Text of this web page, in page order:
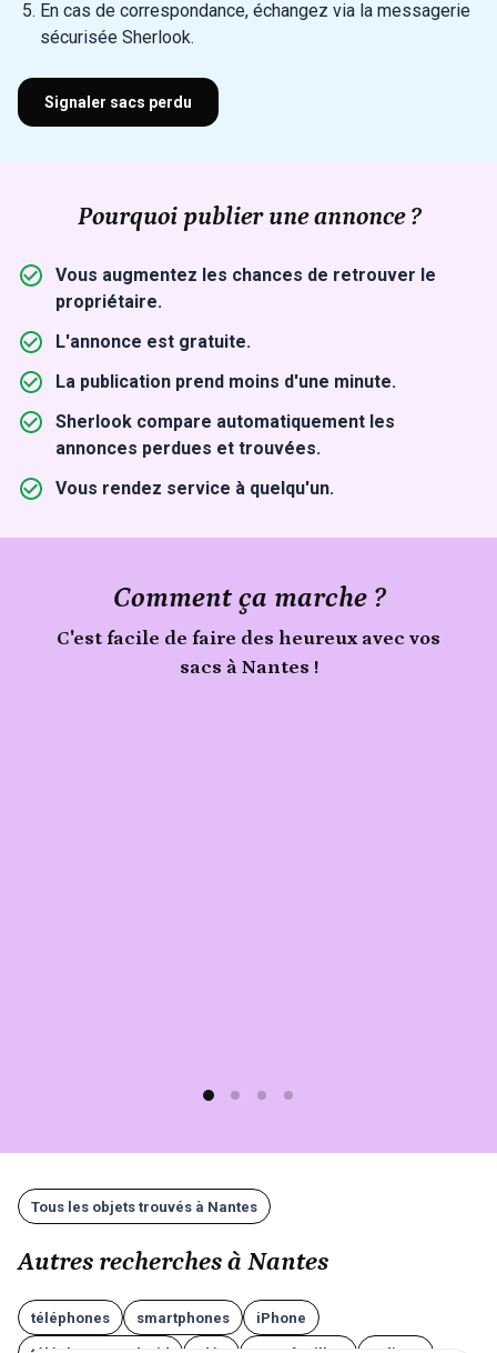
En cas de correspondance, échangez via la messagerie
sécurisée Sherlook.
Signaler sacs perdu
Pourquoi publier une annonce ?
Vous augmentez les chances de retrouver le
propriétaire.
L'annonce est gratuite.
La publication prend moins d'une minute.
Sherlook compare automatiquement les
annonces perdues et trouvées.
Vous rendez service à quelqu'un.
Comment ça marche ?
C'est facile de faire des heureux avec vos
sacs à Nantes !
Tous les objets trouvés à Nantes
Autres recherches à Nantes
téléphones smartphones iPhone